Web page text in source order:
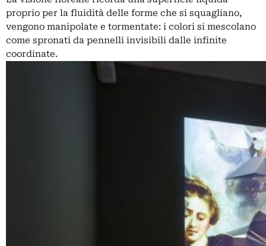
proprio per la fluidità delle forme che si squagliano,
vengono manipolate e tormentate: i colori si mescolano
come spronati da pennelli invisibili dalle infinite
coordinate.